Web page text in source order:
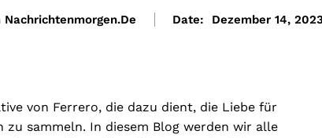
Nachrichtenmorgen.de Date: Dezember 14, 2023
von Ferrero, die dazu dient, die Liebe für
sammeln. In diesem Blog werden wir alle